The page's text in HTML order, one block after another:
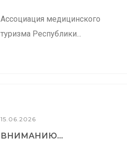
Ассоциация медицинского
туризма Республики...
15.06.2026
ВНИМАНИЮ...